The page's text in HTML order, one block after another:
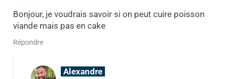
Bonjour, je voudrais savoir si on peut cuire poisson
viande mais pas en cake
Répondre
Alexandre